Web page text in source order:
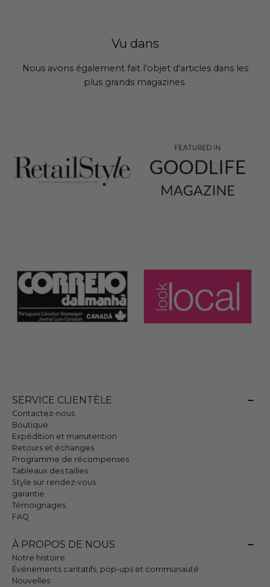
Vu dans
Nous avons également fait l'objet d'articles dans les
plus grands magazines.
SERVICE CLIENTÈLE
Contactez-nous
Boutique
Expédition et manutention
Retours et échanges
Programme de récompenses
Tableaux des tailles
Style sur rendez-vous
garantie
Témoignages
FAQ
À PROPOS DE NOUS
Notre histoire
Événements caritatifs, pop-ups et communauté
Nouvelles